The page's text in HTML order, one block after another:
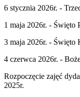
6 stycznia 2026r. -
1 maja 2026r. - Święto
3 maja 2026r. - Święto
4 czerwca 2026r. -
Rozpoczęcie zajęć
2025r.